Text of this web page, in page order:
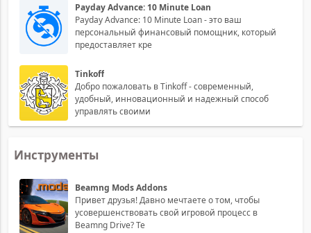
Payday Advance: 10 Minute Loan
Payday Advance: 10 Minute Loan - это ваш
персональный финансовый помощник, который
предоставляет кре
Tinkoff
Добро пожаловать в Tinkoff - современный,
удобный, инновационный и надежный способ
управлять своими
Инструменты
Beamng Mods Addons
Привет друзья! Давно мечтаете о том, чтобы
усовершенствовать свой игровой процесс в
Beamng Drive? Те